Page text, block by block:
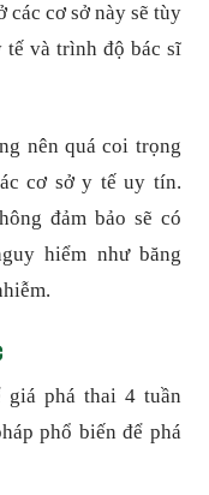
các cơ sở này sẽ tùy
tế và trình độ bác sĩ
nên quá coi trọng
cơ sở y tế uy tín.
đảm bảo sẽ có
hiểm như băng
giá phá thai 4 tuần
phổ biến để phá